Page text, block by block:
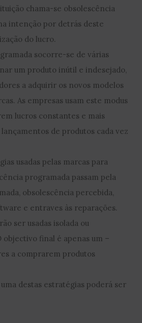
chama-se obsolescência
intenção por detrás deste
do lucro.
socorre-se de várias
um produto inútil e indesejado,
a adquirir os novos modelos
As empresas usam este modus
lucros constantes e mais
de produtos cada vez
usadas pelas marcas para
programada passam pela
obsolescência percebida,
e entraves às reparações.
ser usadas isolada ou
final é apenas um –
a comprarem produtos
destas estratégias poderá ser